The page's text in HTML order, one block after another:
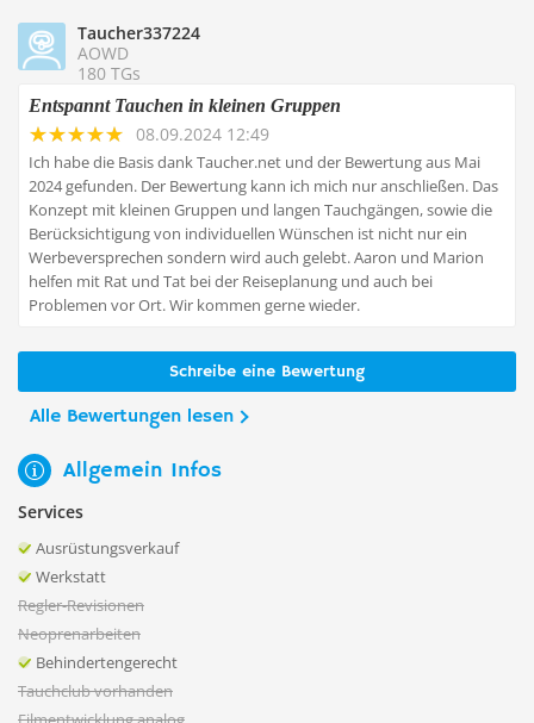
Taucher337224
AOWD
180 TGs
Entspannt Tauchen in kleinen Gruppen
08.09.2024 12:49
Ich habe die Basis dank Taucher.net und der Bewertung aus Mai
2024 gefunden. Der Bewertung kann ich mich nur anschließen. Das
Konzept mit kleinen Gruppen und langen Tauchgängen, sowie die
Berücksichtigung von individuellen Wünschen ist nicht nur ein
Werbeversprechen sondern wird auch gelebt. Aaron und Marion
helfen mit Rat und Tat bei der Reiseplanung und auch bei
Problemen vor Ort. Wir kommen gerne wieder.
Schreibe eine Bewertung
Alle Bewertungen lesen
Allgemein Infos
Services
Ausrüstungsverkauf
Werkstatt
Regler-Revisionen
Neoprenarbeiten
Behindertengerecht
Tauchclub vorhanden